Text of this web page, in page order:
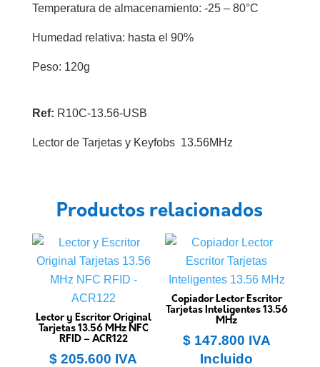
Temperatura de almacenamiento: -25 – 80°C
Humedad relativa: hasta el 90%
Peso: 120g
Ref: R10C-13.56-USB
Lector de Tarjetas y Keyfobs 13.56MHz
Productos relacionados
Lector y Escritor Original
Tarjetas 13.56 MHz NFC
RFID – ACR122
$ 205.600 IVA
Copiador Lector Escritor
Tarjetas Inteligentes 13.56
MHz
$147.800 IVA
Incluido